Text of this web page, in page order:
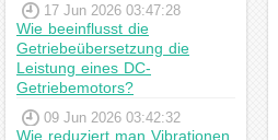
17 Jun 2026 03:47:28
Wie beeinflusst die
Getriebeübersetzung die
Leistung eines DC-
Getriebemotors?
09 Jun 2026 03:42:32
Wie reduziert man Vibrationen